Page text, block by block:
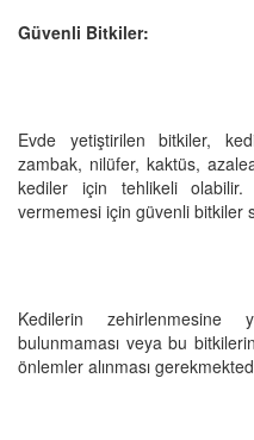
Güvenli Bitkiler:
Evde yetiştirilen bitkiler,
zambak, nilüfer, kaktüs,
kediler için tehlikeli
vermemesi için güvenli bitkiler
Kedilerin
bulunmaması veya bu
önlemler alınması